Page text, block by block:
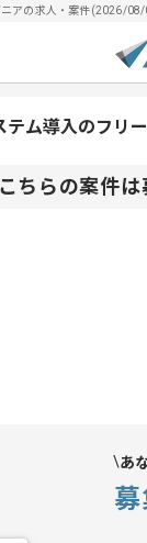
ニアの求人・案件(2026/
テム導入のフリ
こちらの案件
あ